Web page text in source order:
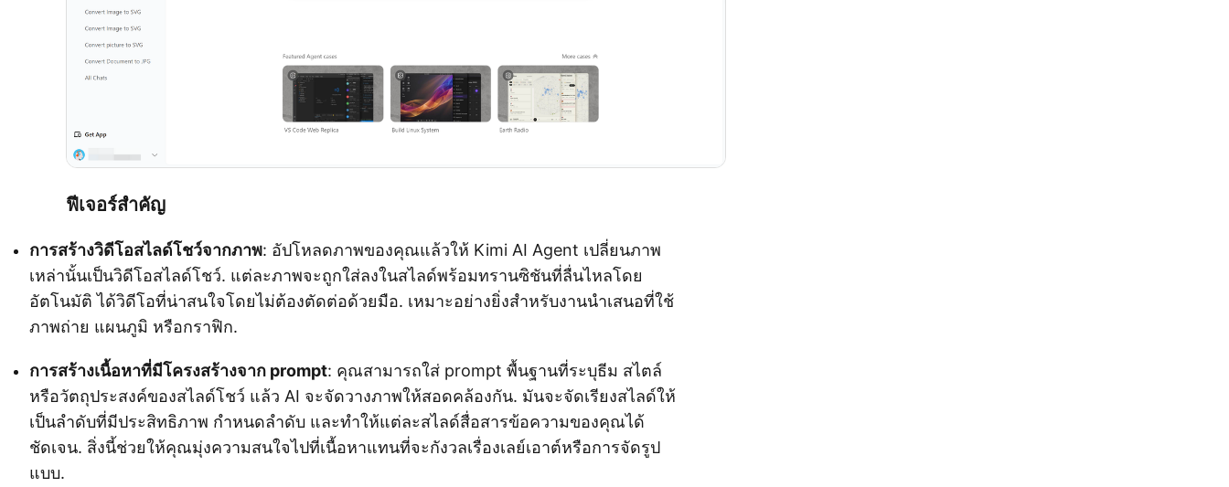
ฟีเจอร์สำคัญ
การสร้างวิดีโอสไลด์โชว์จากภาพ: อัปโหลดภาพของคุณแล้วให้ Kimi AI Agent เปลี่ยนภาพ
เหล่านั้นเป็นวิดีโอสไลด์โชว์. แต่ละภาพจะถูกใส่ลงในสไลด์พร้อมทรานซิชันที่ลื่นไหลโดย
อัตโนมัติ ได้วิดีโอที่น่าสนใจโดยไม่ต้องตัดต่อด้วยมือ. เหมาะอย่างยิ่งสำหรับงานนำเสนอที่ใช้
ภาพถ่าย แผนภูมิ หรือกราฟิก.
การสร้างเนื้อหาที่มีโครงสร้างจาก prompt: คุณสามารถใส่ prompt พื้นฐานที่ระบุธีม สไตล์
หรือวัตถุประสงค์ของสไลด์โชว์ แล้ว AI จะจัดวางภาพให้สอดคล้องกัน. มันจะจัดเรียงสไลด์ให้
เป็นลำดับที่มีประสิทธิภาพ กำหนดลำดับ และทำให้แต่ละสไลด์สื่อสารข้อความของคุณได้
ชัดเจน. สิ่งนี้ช่วยให้คุณมุ่งความสนใจไปที่เนื้อหาแทนที่จะกังวลเรื่องเลย์เอาต์หรือการจัดรูป
แบบ.